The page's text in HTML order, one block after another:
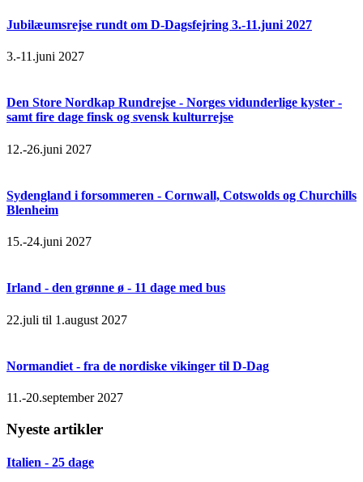
Jubilæumsrejse rundt om D-Dagsfejring 3.-11.juni 2027
3.-11.juni 2027
Den Store Nordkap Rundrejse - Norges vidunderlige kyster -
samt fire dage finsk og svensk kulturrejse
12.-26.juni 2027
Sydengland i forsommeren - Cornwall, Cotswolds og Churchills
Blenheim
15.-24.juni 2027
Irland - den grønne ø - 11 dage med bus
22.juli til 1.august 2027
Normandiet - fra de nordiske vikinger til D-Dag
11.-20.september 2027
Nyeste artikler
Italien - 25 dage